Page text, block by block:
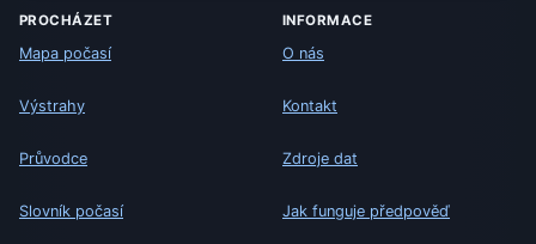
PROCHÁZET
Mapa počasí
Výstrahy
Průvodce
Slovník počasí
INFORMACE
O nás
Kontakt
Zdroje dat
Jak funguje předpověď